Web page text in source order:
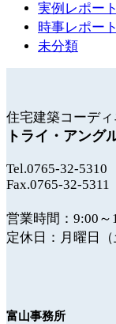
実例レポート
時事レポート
未分類
住宅建築コーデ
トライ・アング
Tel.0765-32-5310
Fax.0765-32-5311
営業時間：9:00～
定休日：月曜日（
富山事務所